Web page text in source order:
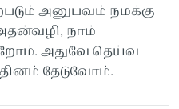
அனுபவம் நமக்கு
நாம்
அதுவே தெய்வ
தேடுவோம்.